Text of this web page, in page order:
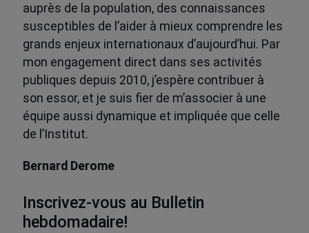
auprès de la population, des connaissances
susceptibles de l’aider à mieux comprendre les
grands enjeux internationaux d’aujourd’hui. Par
mon engagement direct dans ses activités
publiques depuis 2010, j’espère contribuer à
son essor, et je suis fier de m’associer à une
équipe aussi dynamique et impliquée que celle
de l’Institut.
Bernard Derome
Inscrivez-vous au Bulletin
hebdomadaire!